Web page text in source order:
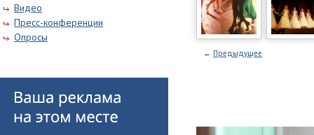
Видео
Пресс-конференции
Опросы
← Предыдущее